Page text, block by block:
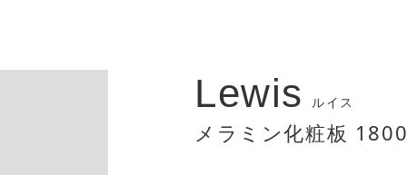
Lewis ルイス
メラミン化粧板